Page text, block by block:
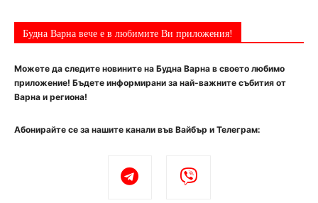
Будна Варна вече е в любимите Ви приложения!
Можете да следите новините на Будна Варна в своето любимо
приложение! Бъдете информирани за най-важните събития от
Варна и региона!
Абонирайте се за нашите канали във Вайбър и Телеграм: